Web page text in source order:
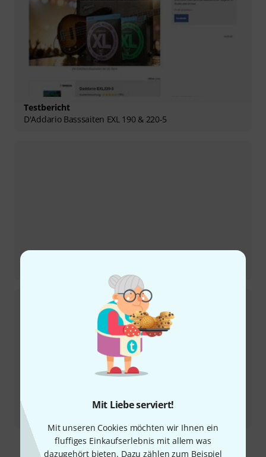
Mit Liebe serviert!
Mit unseren Cookies möchten wir Ihnen ein
fluffiges Einkaufserlebnis mit allem was
dazugehört bieten. Dazu zählen zum Beispiel
Testbericht
D'Addario Basssaiten EXL 190 & 220-5
Testbericht
OBNE Beam Splitter
Mehr anzeigen